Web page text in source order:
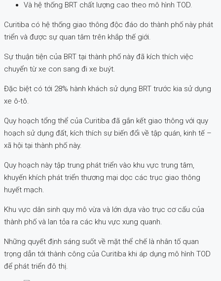
Và hệ thống BRT chất lượng cao theo mô hình TOD.
Curitiba có hệ thống giao thông độc đáo do thành phố này phát
triển và được sự quan tâm trên khắp thế giới.
Sự thuận tiện của BRT tại thành phố này đã kích thích việc
chuyển từ xe con sang đi xe buýt.
Đặc biệt có tới 28% hành khách sử dụng BRT trước kia sử dụng
xe ô-tô.
Quy hoạch tổng thể của Curitiba đã gắn kết giao thông với quy
hoạch sử dụng đất, kích thích sự biến đổi về tập quán, kinh tế –
xã hội tại thành phố này.
Quy hoạch này tập trung phát triển vào khu vực trung tâm,
khuyến khích phát triển thương mại dọc các trục giao thông
huyết mạch.
Khu vực dân sinh quy mô vừa và lớn dựa vào trục cơ cấu của
thành phố và lan tỏa ra các khu vực xung quanh.
Những quyết định sáng suốt về mặt thể chế là nhân tố quan
trọng dẫn tới thành công của Curitiba khi áp dụng mô hình TOD
để phát triển đô thị.